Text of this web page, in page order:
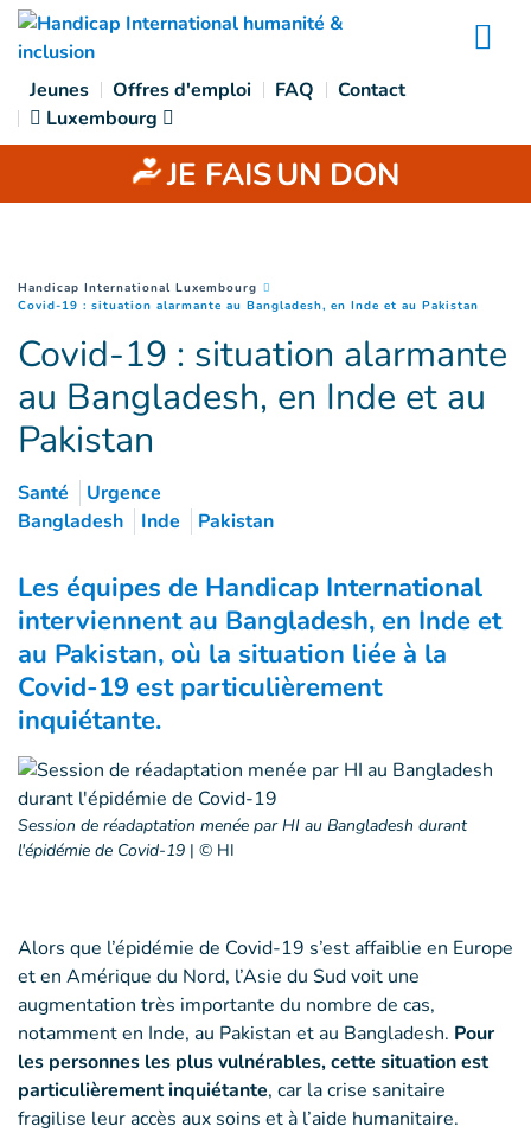
Accès direct au contenu
Jeunes Offres d'emploi FAQ
Contact
Luxembourg
JE FAISUN DON
You are here :
Handicap International Luxembourg
Covid-19 : situation alarmante au Bangladesh, en Inde et au Pakistan
Covid-19 : situation alarmante
au Bangladesh, en Inde et au
Pakistan
Santé
Urgence
Bangladesh
Inde Pakistan
Les équipes de Handicap International
interviennent au Bangladesh, en Inde et
au Pakistan, où la situation liée à la
Covid-19 est particulièrement
inquiétante.
Session de réadaptation menée par HI au Bangladesh durant
l'épidémie de Covid-19 | © HI
Alors que l’épidémie de Covid-19 s’est affaiblie en Europe
et en Amérique du Nord, l’Asie du Sud voit une
augmentation très importante du nombre de cas,
notamment en Inde, au Pakistan et au Bangladesh. Pour
les personnes les plus vulnérables, cette situation est
particulièrement inquiétante, car la crise sanitaire
fragilise leur accès aux soins et à l’aide humanitaire.